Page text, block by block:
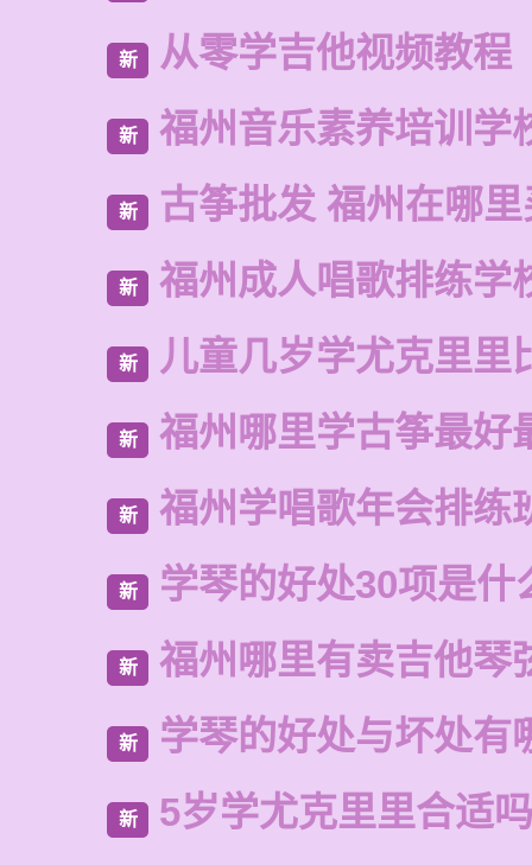
新 从零学吉他视频教程
新 福州音乐素养培训学
新 古筝批发 福州在哪
新 福州成人唱歌排练学
新 儿童几岁学尤克里里
新 福州哪里学古筝最好
新 福州学唱歌年会排练
新 学琴的好处30项是什
新 福州哪里有卖吉他琴
新 学琴的好处与坏处有
新 5岁学尤克里里合适吗